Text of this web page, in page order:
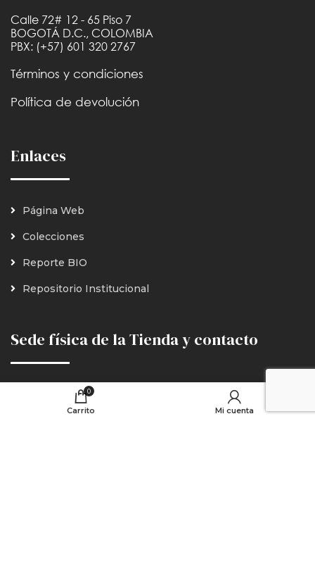
Calle 72# 12 - 65 Piso 7
BOGOTÁ D.C., COLOMBIA
PBX: (+57) 601 320 2767
Términos y condiciones
Política de devolución
Enlaces
Página Web
Colecciones
Reporte BIO
Repositorio Institucional
Sede física de la Tienda y contacto
Claustro de San Agustín - Museo Bioverso
0
Carrito Mi cuenta